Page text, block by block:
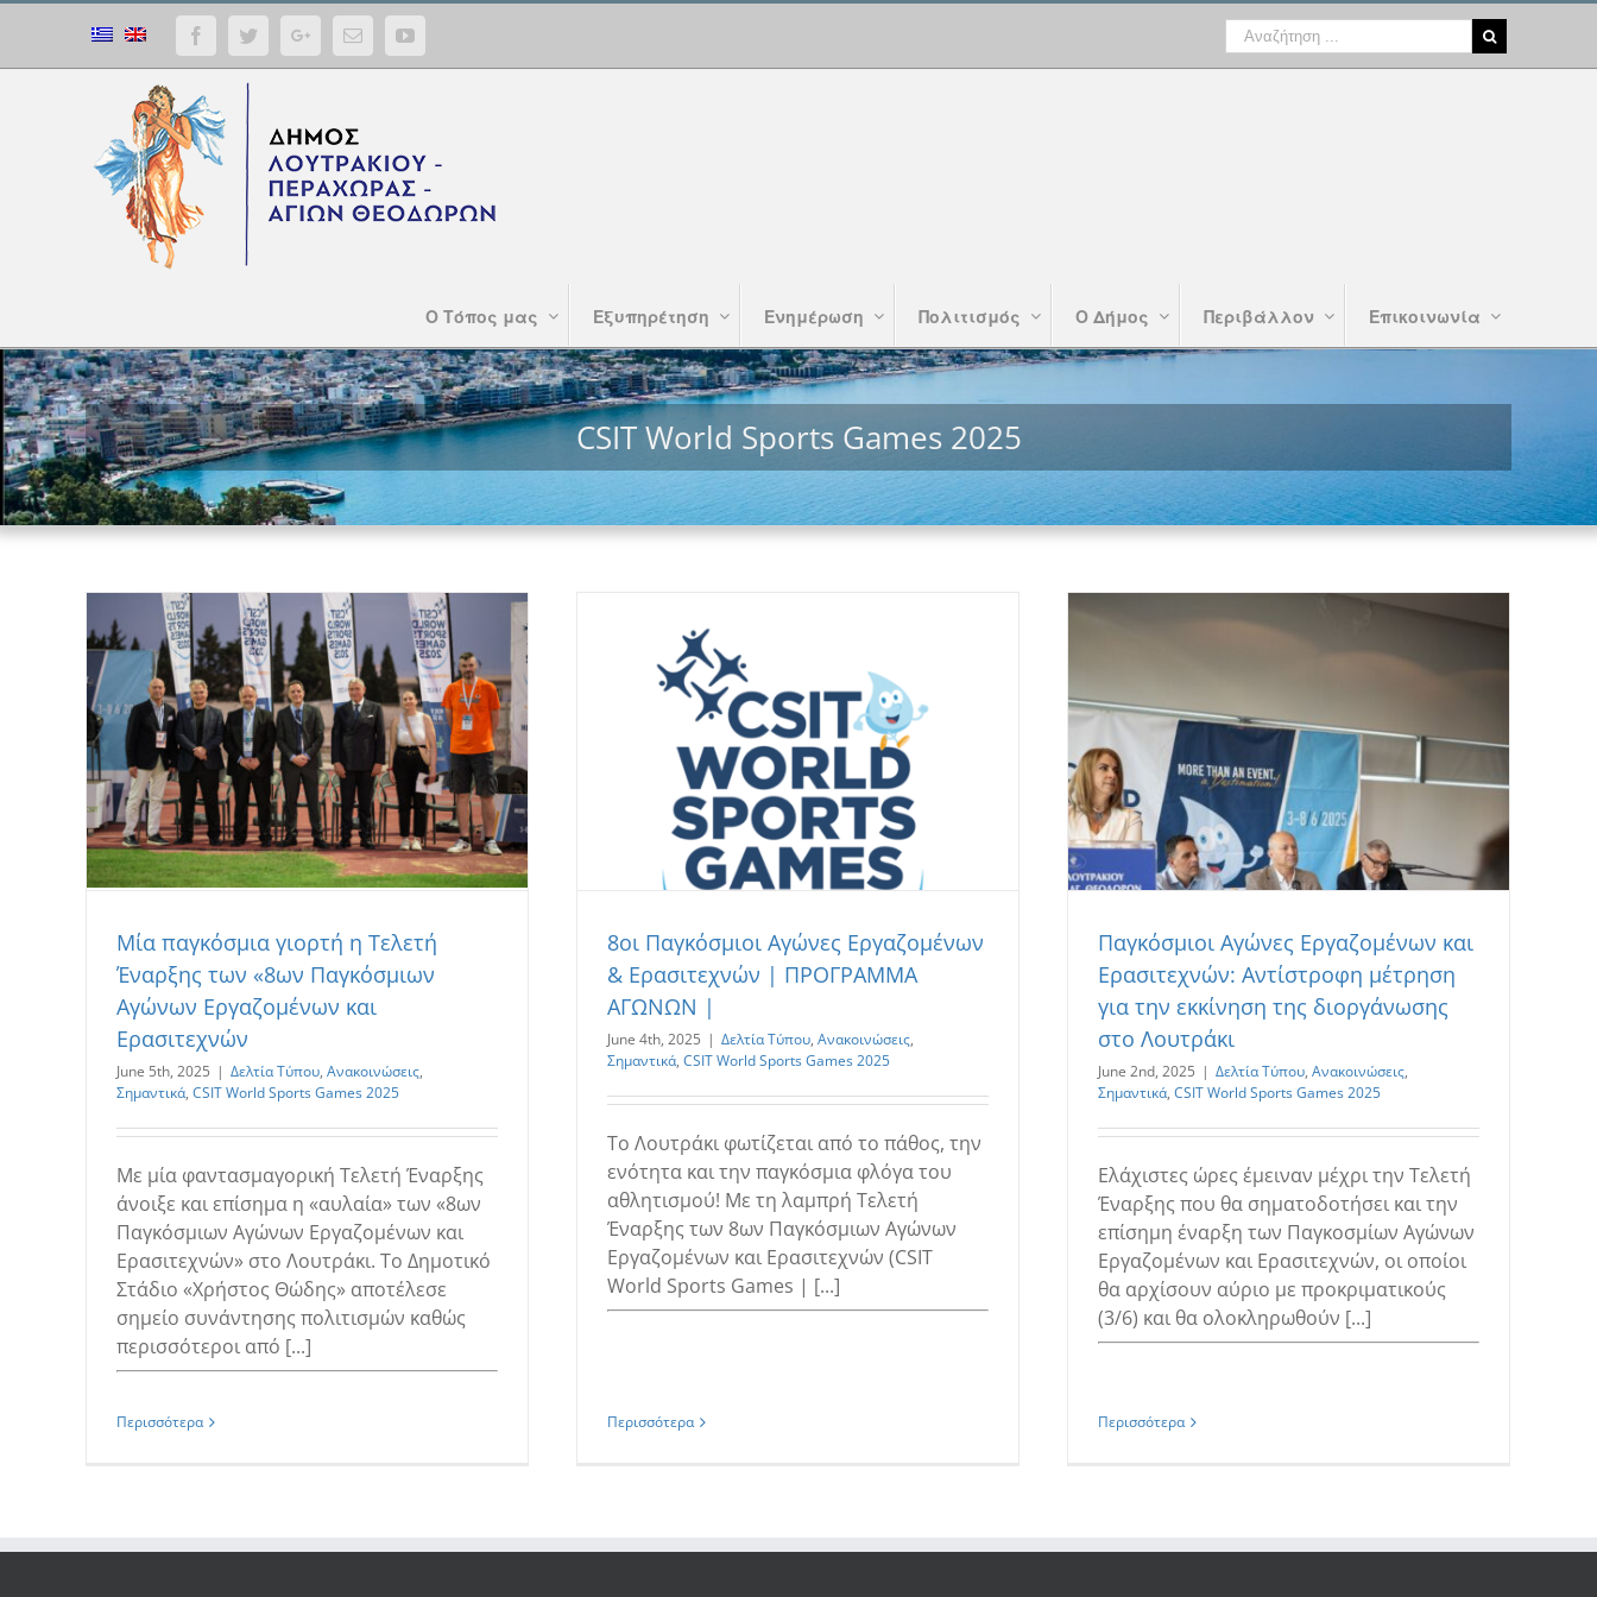
FacebookTwitterGoogle+Email YouTube
Ο Τόπος μας Εξυπηρέτηση Ενημέρωση Πολιτισμός Ο Δήμος Περιβάλλον Επικοινωνία
CSIT World Sports Games 2025
Μία παγκόσμια γιορτή η Τελετή
Έναρξης των «8ων Παγκόσμιων
Αγώνων Εργαζομένων και
Ερασιτεχνών
June 5th, 2025 | Δελτία Τύπου, Ανακοινώσεις,
Σημαντικά, CSIT World Sports Games 2025
Με μία φαντασμαγορική Τελετή Έναρξης
άνοιξε και επίσημα η «αυλαία» των «8ων
Παγκόσμιων Αγώνων Εργαζομένων και
Ερασιτεχνών» στο Λουτράκι. Το Δημοτικό
Στάδιο «Χρήστος Θώδης» αποτέλεσε
σημείο συνάντησης πολιτισμών καθώς
περισσότεροι από [...]
Περισσότερα
8οι Παγκόσμιοι Αγώνες Εργαζομένων
& Ερασιτεχνών | ΠΡΟΓΡΑΜΜΑ
ΑΓΩΝΩΝ |
June 4th, 2025 | Δελτία Τύπου, Ανακοινώσεις,
Σημαντικά, CSIT World Sports Games 2025
Το Λουτράκι φωτίζεται από το πάθος, την
ενότητα και την παγκόσμια φλόγα του
αθλητισμού! Με τη λαμπρή Τελετή
Έναρξης των 8ων Παγκόσμιων Αγώνων
Εργαζομένων και Ερασιτεχνών (CSIT
World Sports Games | [...]
Περισσότερα
Παγκόσμιοι Αγώνες Εργαζομένων και
Ερασιτεχνών: Αντίστροφη μέτρηση
για την εκκίνηση της διοργάνωσης
στο Λουτράκι
June 2nd, 2025 | Δελτία Τύπου, Ανακοινώσεις,
Σημαντικά, CSIT World Sports Games 2025
Ελάχιστες ώρες έμειναν μέχρι την Τελετή
Έναρξης που θα σηματοδοτήσει και την
επίσημη έναρξη των Παγκοσμίων Αγώνων
Εργαζομένων και Ερασιτεχνών, οι οποίοι
θα αρχίσουν αύριο με προκριματικούς
(3/6) και θα ολοκληρωθούν [...]
Περισσότερα